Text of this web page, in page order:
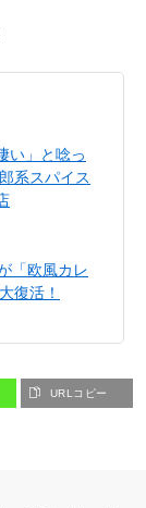
い」と唸っ
系スパイス
「欧風カレ
復活！
URLコピー